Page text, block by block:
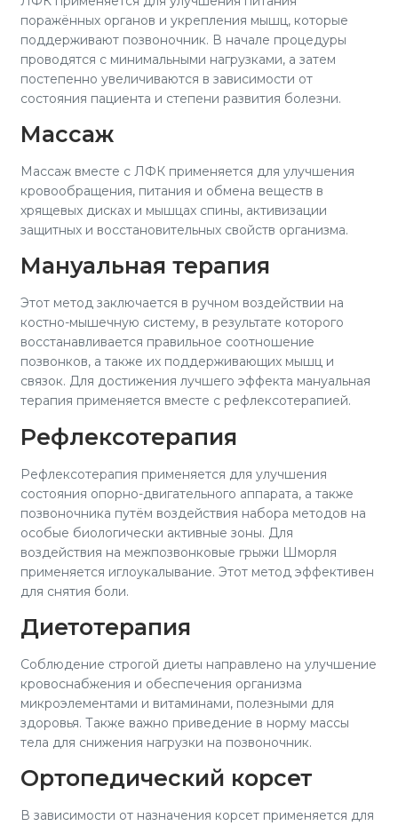
поражённых органов и укрепления мышц, которые
поддерживают позвоночник. В начале процедуры
проводятся с минимальными нагрузками, а затем
постепенно увеличиваются в зависимости от
состояния пациента и степени развития болезни.
Массаж
Массаж вместе с ЛФК применяется для улучшения
кровообращения, питания и обмена веществ в
хрящевых дисках и мышцах спины, активизации
защитных и восстановительных свойств организма.
Мануальная терапия
Этот метод заключается в ручном воздействии на
костно-мышечную систему, в результате которого
восстанавливается правильное соотношение
позвонков, а также их поддерживающих мышц и
связок. Для достижения лучшего эффекта мануальная
терапия применяется вместе с рефлексотерапией.
Рефлексотерапия
Рефлексотерапия применяется для улучшения
состояния опорно-двигательного аппарата, а также
позвоночника путём воздействия набора методов на
особые биологически активные зоны. Для
воздействия на межпозвонковые грыжи Шморля
применяется иглоукалывание. Этот метод эффективен
для снятия боли.
Диетотерапия
Соблюдение строгой диеты направлено на улучшение
кровоснабжения и обеспечения организма
микроэлементами и витаминами, полезными для
здоровья. Также важно приведение в норму массы
тела для снижения нагрузки на позвоночник.
Ортопедический корсет
В зависимости от назначения корсет применяется для